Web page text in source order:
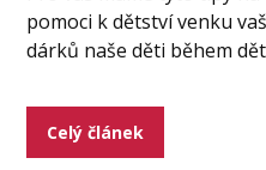
pomoci k dětství venku
dárků naše děti během
Celý článek